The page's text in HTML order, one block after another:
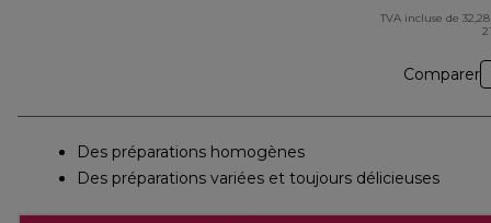
TVA incluse de
Comparer
Des préparations homogènes
Des préparations variées et toujours délicieuses